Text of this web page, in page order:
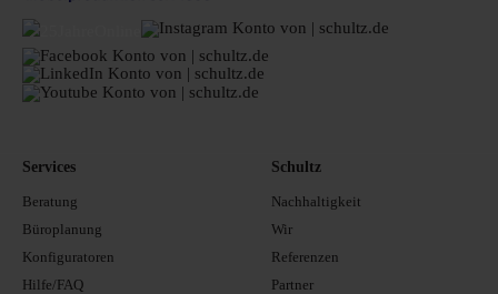
Services
Beratung
Büroplanung
Konfiguratoren
Hilfe/FAQ
Schultz
Nachhaltigkeit
Wir
Referenzen
Partner